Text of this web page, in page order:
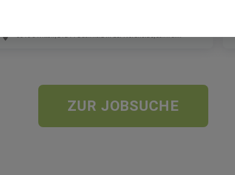
ZUR JOBSUCHE